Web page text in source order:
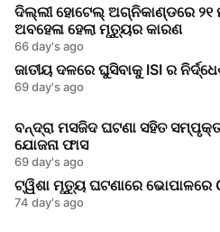
ଦିଲ୍ଲୀ ହୋଟେଲ୍ ଅଗ୍ନିକାଣ୍ଡରେ ୨୧
ଅବହେଳା ହେଲା ମୃତ୍ୟୁର କାରଣ
66 day's ago
ଜାତୀୟ ଦଳରେ ଘୁସିବାକୁ ISI ର
69 day's ago
ବନ୍ଦ୍ରା ମସଜିଦ ଘଟଣା ସହିତ
ଯୋଜନା ଫାସ
69 day's ago
ଟ୍ୱିଶା ମୃତ୍ୟୁ ଘଟଣାରେ ଭୋପାଳରେ
74 day's ago